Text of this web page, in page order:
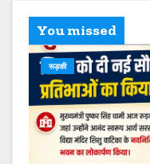
You missed
रूड़की